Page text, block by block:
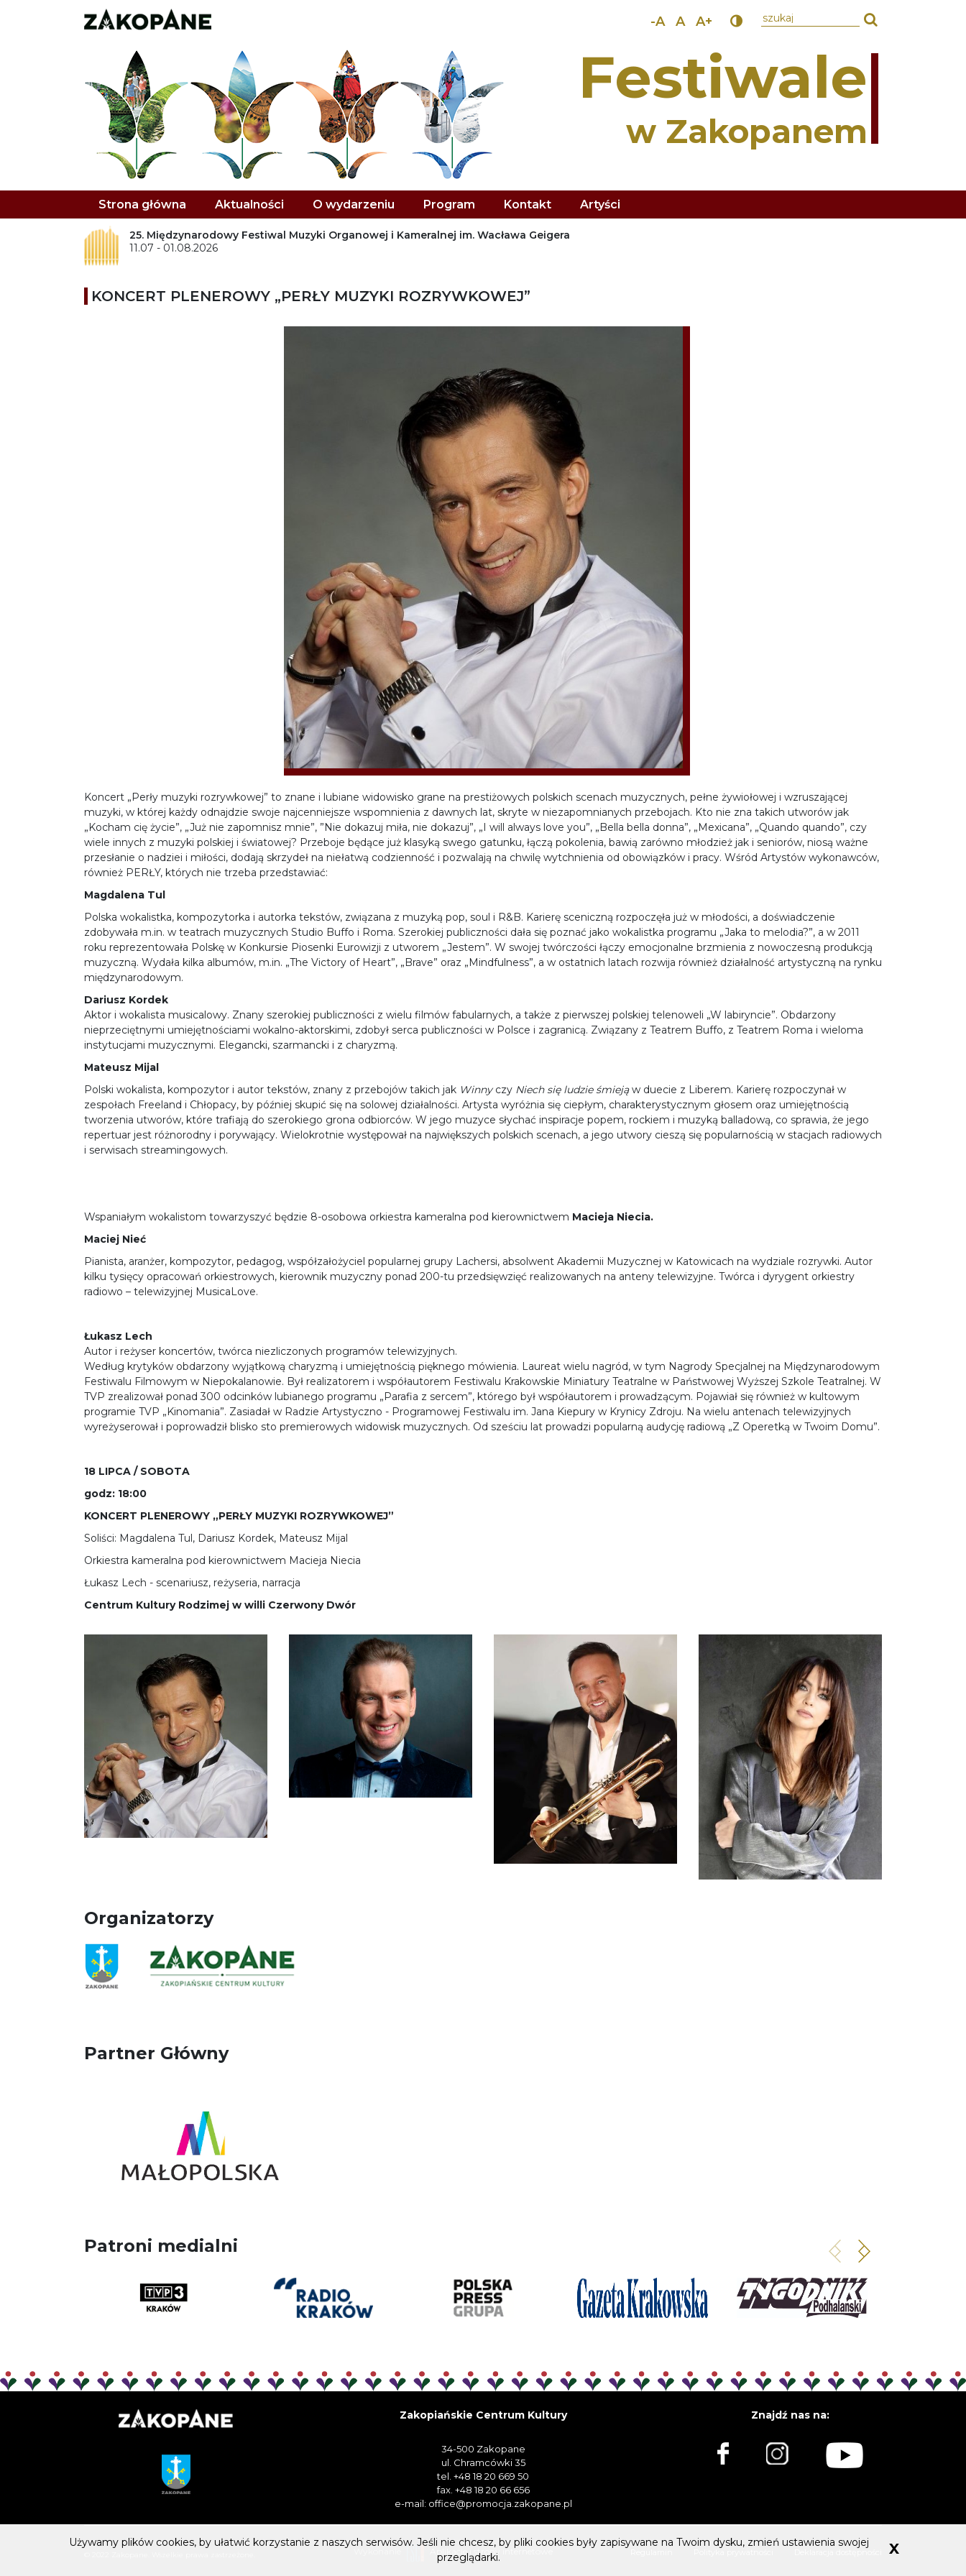
-A A A+ wpisz szukany tekst
Festiwale
w Zakopanem
Strona główna Aktualności O wydarzeniu Program Kontakt Artyści
25. Międzynarodowy Festiwal Muzyki Organowej i Kameralnej im. Wacława Geigera
11.07 - 01.08.2026
KONCERT PLENEROWY „PERŁY MUZYKI ROZRYWKOWEJ”
Koncert „Perły muzyki rozrywkowej” to znane i lubiane widowisko grane na prestiżowych polskich scenach muzycznych, pełne żywiołowej i wzruszającej
muzyki, w której każdy odnajdzie swoje najcenniejsze wspomnienia z dawnych lat, skryte w niezapomnianych przebojach. Kto nie zna takich utworów jak
„Kocham cię życie”, „Już nie zapomnisz mnie”, ”Nie dokazuj miła, nie dokazuj”, „I will always love you”, „Bella bella donna”, „Mexicana”, „Quando quando”, czy
wiele innych z muzyki polskiej i światowej? Przeboje będące już klasyką swego gatunku, łączą pokolenia, bawią zarówno młodzież jak i seniorów, niosą ważne
przesłanie o nadziei i miłości, dodają skrzydeł na niełatwą codzienność i pozwalają na chwilę wytchnienia od obowiązków i pracy. Wśród Artystów wykonawców,
również PERŁY, których nie trzeba przedstawiać:
Magdalena Tul
Polska wokalistka, kompozytorka i autorka tekstów, związana z muzyką pop, soul i R&B. Karierę sceniczną rozpoczęła już w młodości, a doświadczenie
zdobywała m.in. w teatrach muzycznych Studio Buffo i Roma. Szerokiej publiczności dała się poznać jako wokalistka programu „Jaka to melodia?”, a w 2011
roku reprezentowała Polskę w Konkursie Piosenki Eurowizji z utworem „Jestem”. W swojej twórczości łączy emocjonalne brzmienia z nowoczesną produkcją
muzyczną. Wydała kilka albumów, m.in. „The Victory of Heart”, „Brave” oraz „Mindfulness”, a w ostatnich latach rozwija również działalność artystyczną na rynku
międzynarodowym.
Dariusz Kordek
Aktor i wokalista musicalowy. Znany szerokiej publiczności z wielu filmów fabularnych, a także z pierwszej polskiej telenoweli „W labiryncie”. Obdarzony
nieprzeciętnymi umiejętnościami wokalno-aktorskimi, zdobył serca publiczności w Polsce i zagranicą. Związany z Teatrem Buffo, z Teatrem Roma i wieloma
instytucjami muzycznymi. Elegancki, szarmancki i z charyzmą.
Mateusz Mijal
Polski wokalista, kompozytor i autor tekstów, znany z przebojów takich jak Winnyczy Niech się ludzie śmiejąw duecie z Liberem. Karierę rozpoczynał w
zespołach Freeland i Chłopacy, by później skupić się na solowej działalności. Artysta wyróżnia się ciepłym, charakterystycznym głosem oraz umiejętnością
tworzenia utworów, które trafiają do szerokiego grona odbiorców. W jego muzyce słychać inspiracje popem, rockiem i muzyką balladową, co sprawia, że jego
repertuar jest różnorodny i porywający. Wielokrotnie występował na największych polskich scenach, a jego utwory cieszą się popularnością w stacjach radiowych
i serwisach streamingowych.
Wspaniałym wokalistom towarzyszyć będzie 8-osobowa orkiestra kameralna pod kierownictwem Macieja Niecia.
Maciej Nieć
Pianista, aranżer, kompozytor, pedagog, współzałożyciel popularnej grupy Lachersi, absolwent Akademii Muzycznej w Katowicach na wydziale rozrywki. Autor
kilku tysięcy opracowań orkiestrowych, kierownik muzyczny ponad 200-tu przedsięwzięć realizowanych na anteny telewizyjne. Twórca i dyrygent orkiestry
radiowo – telewizyjnej MusicaLove.
Łukasz Lech
Autor i reżyser koncertów, twórca niezliczonych programów telewizyjnych.
Według krytyków obdarzony wyjątkową charyzmą i umiejętnością pięknego mówienia. Laureat wielu nagród, w tym Nagrody Specjalnej na Międzynarodowym
Festiwalu Filmowym w Niepokalanowie. Był realizatorem i współautorem Festiwalu Krakowskie Miniatury Teatralne w Państwowej Wyższej Szkole Teatralnej. W
TVP zrealizował ponad 300 odcinków lubianego programu „Parafia z sercem”, którego był współautorem i prowadzącym. Pojawiał się również w kultowym
programie TVP „Kinomania”. Zasiadał w Radzie Artystyczno - Programowej Festiwalu im. Jana Kiepury w Krynicy Zdroju. Na wielu antenach telewizyjnych
wyreżyserował i poprowadził blisko sto premierowych widowisk muzycznych. Od sześciu lat prowadzi popularną audycję radiową „Z Operetką w Twoim Domu”.
18 LIPCA / SOBOTA
godz: 18:00
KONCERT PLENEROWY „PERŁY MUZYKI ROZRYWKOWEJ”
Soliści: Magdalena Tul, Dariusz Kordek, Mateusz Mijal
Orkiestra kameralna pod kierownictwem Macieja Niecia
Łukasz Lech - scenariusz, reżyseria, narracja
Centrum Kultury Rodzimej w willi Czerwony Dwór
Organizatorzy
Partner Główny
Patroni medialni
Zakopiańskie Centrum Kultury
34-500 Zakopane
ul. Chramcówki 35
tel. +48 18 20 669 50
fax. +48 18 20 66 656
e-mail: office@promocja.zakopane.pl
Znajdź nas na:
Aplikacje i strony internetowe
Używamy plików cookies, by ułatwić korzystanie z naszych serwisów. Jeśli nie chcesz, by pliki cookies były zapisywane na Twoim dysku, zmień ustawienia swojej
przeglądarki.
X